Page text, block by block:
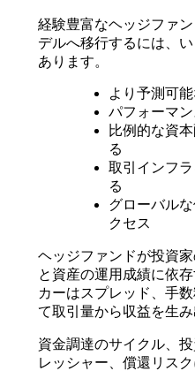
経験豊富なヘッジファ
デルへ移行するには、
あります。
より予測可
パフォーマ
比例的な資
る
取引インフ
る
グローバル
クセス
ヘッジファンドが投資
と資産の運用成績に依
カーはスプレッド、手
て取引量から収益を生み
資金調達のサイクル、
レッシャー、償還リス